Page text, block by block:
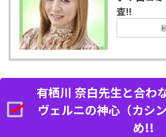
査!!
有栖川 奈白先生と合わ
ヴェルニの神心（カシ
め!!